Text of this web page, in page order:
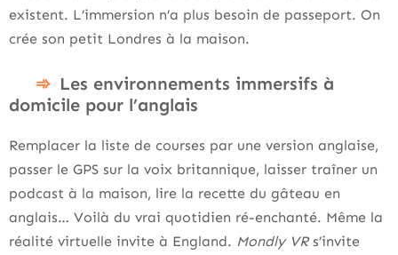
existent. L’immersion n’a plus besoin de passeport. On
crée son petit Londres à la maison.
Les environnements immersifs à
domicile pour l’anglais
Remplacer la liste de courses par une version anglaise,
passer le GPS sur la voix britannique, laisser traîner un
podcast à la maison, lire la recette du gâteau en
anglais… Voilà du vrai quotidien ré-enchanté. Même la
réalité virtuelle invite à England. Mondly VRs’invite